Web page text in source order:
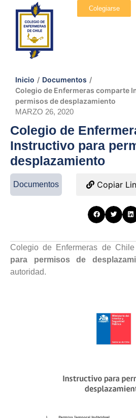
Colegiarse
Inicio / Documentos /
Colegio de Enfermeras comparte
permisos de desplazamiento
MARZO 26, 2020
Colegio de
Instructivo para
desplazamiento
Documentos Copiar
Colegio de Enfermeras de Chile
para permisos de
autoridad.